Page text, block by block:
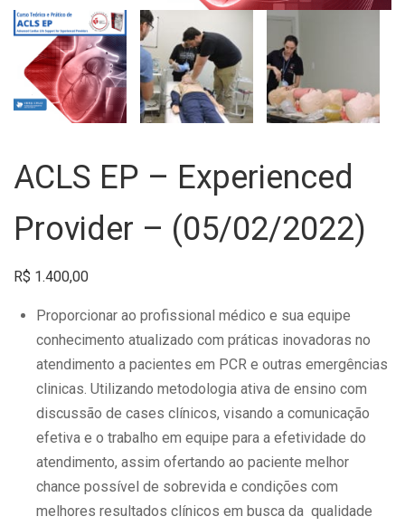
ACLS EP – Experienced
Provider – (05/02/2022)
R$ 1.400,00
Proporcionar ao profissional médico e sua equipe
conhecimento atualizado com práticas inovadoras no
atendimento a pacientes em PCR e outras emergências
clinicas. Utilizando metodologia ativa de ensino com
discussão de cases clínicos, visando a comunicação
efetiva e o trabalho em equipe para a efetividade do
atendimento, assim ofertando ao paciente melhor
chance possível de sobrevida e condições com
melhores resultados clínicos em busca da qualidade